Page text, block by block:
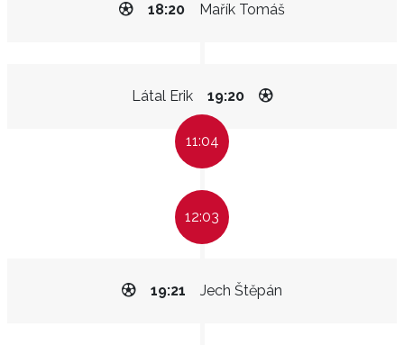
Mařík Tomáš
18:20
Látal Erik 19:20
11:04
12:03
Jech Štěpán
19:21